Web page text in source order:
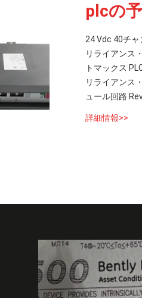
plcの
24 Vdc 40チ
リライアンス
トマックス
リライアンス
ュール回路
詳細情報>>